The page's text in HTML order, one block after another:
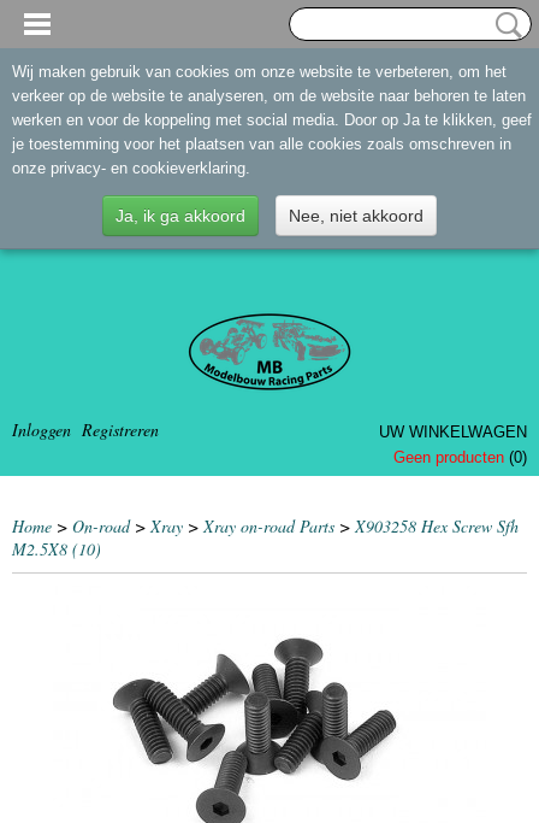
Inloggen Registreren
UW WINKELWAGEN
Geen producten (0)
Home > On-road>Xray >Xray on-road Parts >X903258 Hex Screw Sfh
M2.5X8 (10)
Wij maken gebruik van cookies om onze website te verbeteren, om het
verkeer op de website te analyseren, om de website naar behoren te laten
werken en voor de koppeling met social media. Door op Ja te klikken, geef
je toestemming voor het plaatsen van alle cookies zoals omschreven in
onze privacy- en cookieverklaring.
Ja, ik ga akkoord Nee, niet akkoord